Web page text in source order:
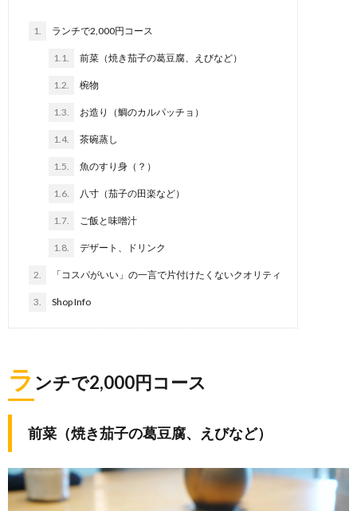
1. ランチで2,000円コース
1.1. 前菜（焼き茄子の葛豆腐、えびなど）
1.2. 椀物
1.3. お造り（鯛のカルパッチョ）
1.4. 茶碗蒸し
1.5. 魚のすり身（？）
1.6. 八寸（茄子の田楽など）
1.7. ご飯と味噌汁
1.8. デザート、ドリンク
2. 「コスパがいい」の一言で片付けたくないクオリティ
3. Shop Info
ラ ンチで2,000円コース
前菜（焼き茄子の葛豆腐、えびなど）